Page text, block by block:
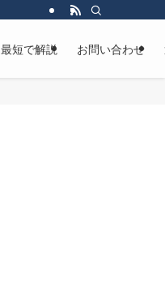
短で解説 お問い合わせ